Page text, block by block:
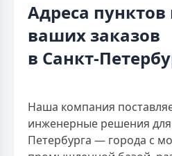
Адреса
ваших заказов
в Санкт-
Наша компания
инженерные решения для
Петербурга — города с